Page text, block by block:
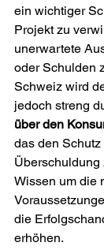
ein wichtiger
Projekt zu
unerwartete
oder Schulden
Schweiz wird
jedoch streng
über den
das den
Überschuldung
Wissen um die
die
erhöhen.